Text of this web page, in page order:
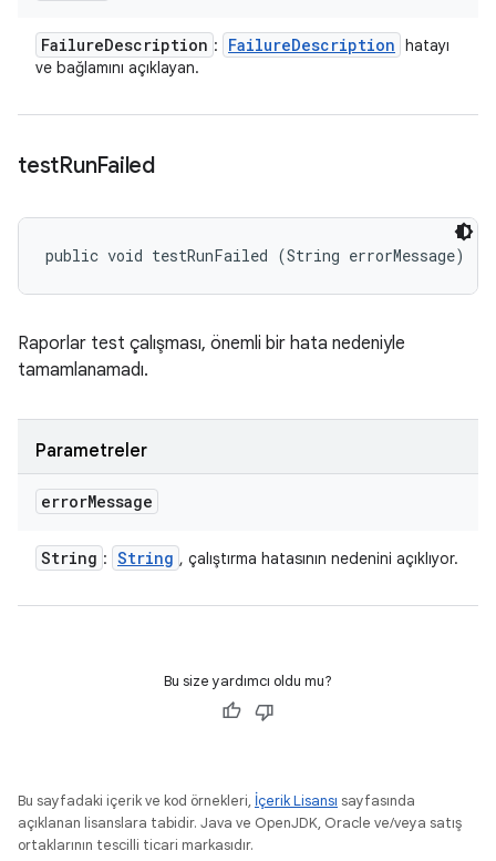
FailureDescription : FailureDescription hatayı
ve bağlamını açıklayan.
testRunFailed
public void testRunFailed (String errorMessage)
Raporlar test çalışması, önemli bir hata nedeniyle
tamamlanamadı.
Parametreler
errorMessage
String : String , çalıştırma hatasının nedenini açıklıyor.
Bu size yardımcı oldu mu?
Bu sayfadaki içerik ve kod örnekleri, İçerik Lisansı sayfasında
açıklanan lisanslara tabidir. Java ve OpenJDK, Oracle ve/veya satış
ortaklarının tescilli ticari markasıdır.